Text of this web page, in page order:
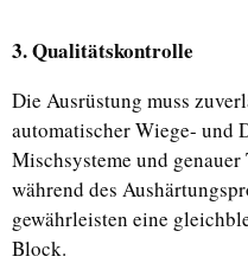
3. Qualitätskontrolle
Die Ausrüstung muss
automatischer Wiege- und
Mischsysteme und
während des
gewährleisten eine
Block.